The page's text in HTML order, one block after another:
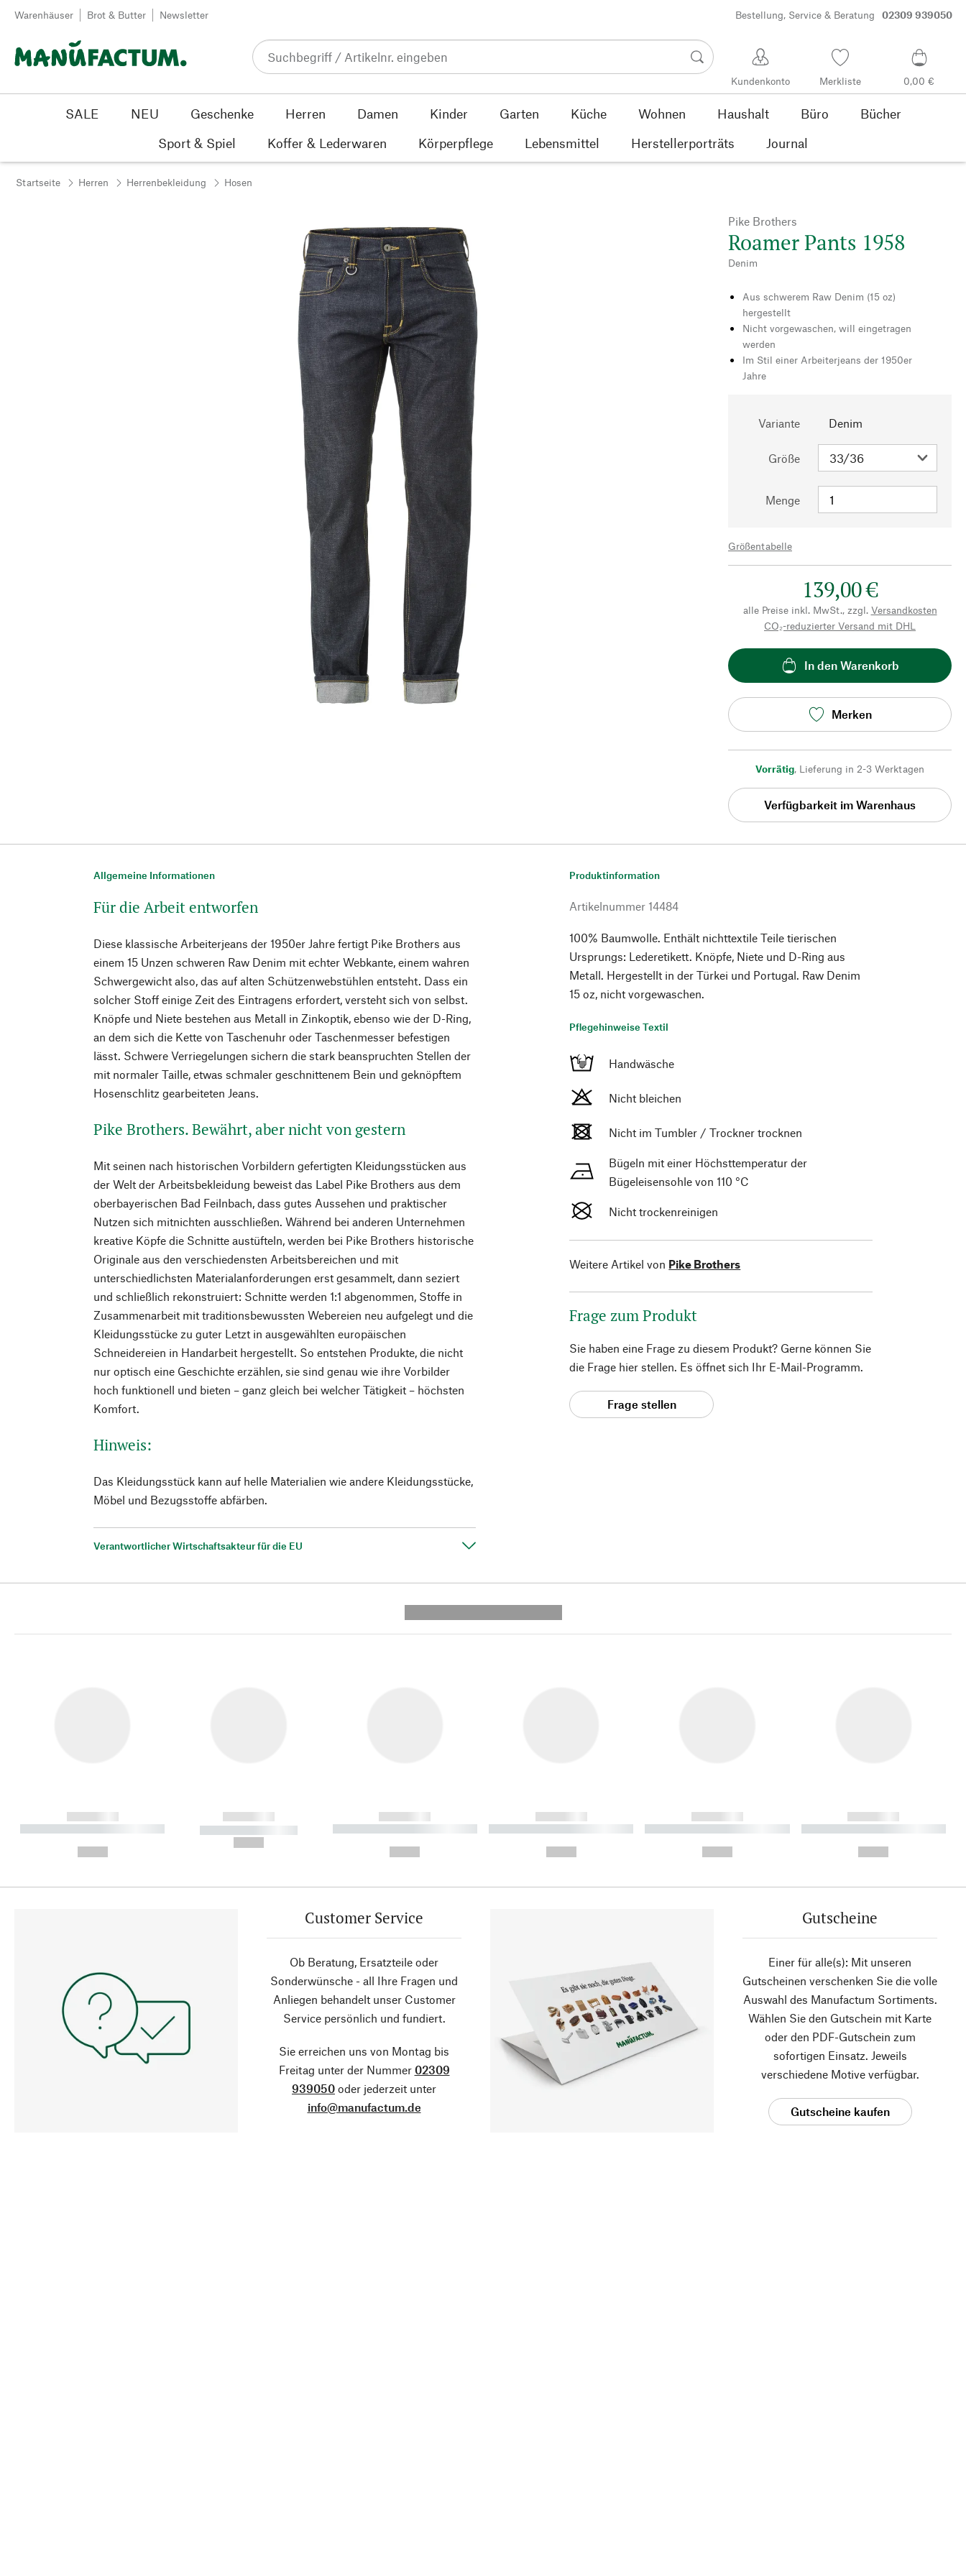
Zum Inhalt springen
Warenhäuser Brot & Butter Newsletter Bestellung, Service & Beratung 02309 939050
Kundenkonto Merkliste 0,00 €
SALE NEU Geschenke Herren Damen Kinder Garten Küche Wohnen Haushalt Büro
Bücher
Sport & Spiel
Koffer & Lederwaren Körperpflege Lebensmittel Herstellerporträts Journal
Startseite Herren Herrenbekleidung Hosen
Pike Brothers
Roamer Pants 1958
Denim
Aus schwerem Raw Denim (15 oz)
hergestellt
Nicht vorgewaschen, will eingetragen
werden
Im Stil einer Arbeiterjeans der 1950er
Jahre
Variante Denim
Größe
Menge
Größentabelle
139,00 €
alle Preise inkl. MwSt., zzgl. Versandkosten
CO₂-reduzierter Versand mit DHL
In den Warenkorb
Merken
Vorrätig, Lieferung in 2-3 Werktagen
Verfügbarkeit im Warenhaus
Allgemeine Informationen
Für die Arbeit entworfen
Diese klassische Arbeiterjeans der 1950er Jahre fertigt Pike Brothers aus
einem 15 Unzen schweren Raw Denim mit echter Webkante, einem wahren
Schwergewicht also, das auf alten Schützenwebstühlen entsteht. Dass ein
solcher Stoff einige Zeit des Eintragens erfordert, versteht sich von selbst.
Knöpfe und Niete bestehen aus Metall in Zinkoptik, ebenso wie der D-Ring,
an dem sich die Kette von Taschenuhr oder Taschenmesser befestigen
lässt. Schwere Verriegelungen sichern die stark beanspruchten Stellen der
mit normaler Taille, etwas schmaler geschnittenem Bein und geknöpftem
Hosenschlitz gearbeiteten Jeans.
Pike Brothers. Bewährt, aber nicht von gestern
Mit seinen nach historischen Vorbildern gefertigten Kleidungsstücken aus
der Welt der Arbeitsbekleidung beweist das Label Pike Brothers aus dem
oberbayerischen Bad Feilnbach, dass gutes Aussehen und praktischer
Nutzen sich mitnichten ausschließen. Während bei anderen Unternehmen
kreative Köpfe die Schnitte austüfteln, werden bei Pike Brothers historische
Originale aus den verschiedensten Arbeitsbereichen und mit
unterschiedlichsten Materialanforderungen erst gesammelt, dann seziert
und schließlich rekonstruiert: Schnitte werden 1:1 abgenommen, Stoffe in
Zusammenarbeit mit traditionsbewussten Webereien neu aufgelegt und die
Kleidungsstücke zu guter Letzt in ausgewählten europäischen
Schneidereien in Handarbeit hergestellt. So entstehen Produkte, die nicht
nur optisch eine Geschichte erzählen, sie sind genau wie ihre Vorbilder
hoch funktionell und bieten – ganz gleich bei welcher Tätigkeit – höchsten
Komfort.
Hinweis:
Das Kleidungsstück kann auf helle Materialien wie andere Kleidungsstücke,
Möbel und Bezugsstoffe abfärben.
Verantwortlicher Wirtschaftsakteur für die EU
Produktinformation
Artikelnummer 14484
100% Baumwolle. Enthält nichttextile Teile tierischen
Ursprungs: Lederetikett. Knöpfe, Niete und D-Ring aus
Metall. Hergestellt in der Türkei und Portugal. Raw Denim
15 oz, nicht vorgewaschen.
Pflegehinweise Textil
Handwäsche
Nicht bleichen
Nicht im Tumbler / Trockner trocknen
Bügeln mit einer Höchsttemperatur der
Bügeleisensohle von 110 °C
Nicht trockenreinigen
Weitere Artikel von Pike Brothers
Frage zum Produkt
Sie haben eine Frage zu diesem Produkt? Gerne können Sie
die Frage hier stellen. Es öffnet sich Ihr E-Mail-Programm.
Frage stellen
------------
----------- ----------- ----------
------------
----------- -----------
------------
----------- ----------- ----------
------------
----------- ----------- ----------
------------
----------- ----------- ----------
------------
----------- ----------- ----------
Customer Service
Ob Beratung, Ersatzteile oder
Sonderwünsche - all Ihre Fragen und
Anliegen behandelt unser Customer
Service persönlich und fundiert.
Sie erreichen uns von Montag bis
Freitag unter der Nummer 02309
939050 oder jederzeit unter
info@manufactum.de
Gutscheine
Einer für alle(s): Mit unseren
Gutscheinen verschenken Sie die volle
Auswahl des Manufactum Sortiments.
Wählen Sie den Gutschein mit Karte
oder den PDF-Gutschein zum
sofortigen Einsatz. Jeweils
verschiedene Motive verfügbar.
Gutscheine kaufen